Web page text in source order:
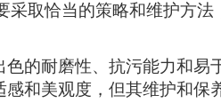
采取恰当的策略和维护方法
的耐磨性、抗污能力和易
和美观度，但其维护和保